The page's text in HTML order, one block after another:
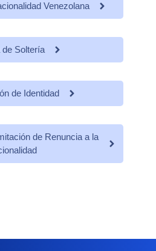
Venezolana
de Soltería
de Identidad
de Renuncia a la